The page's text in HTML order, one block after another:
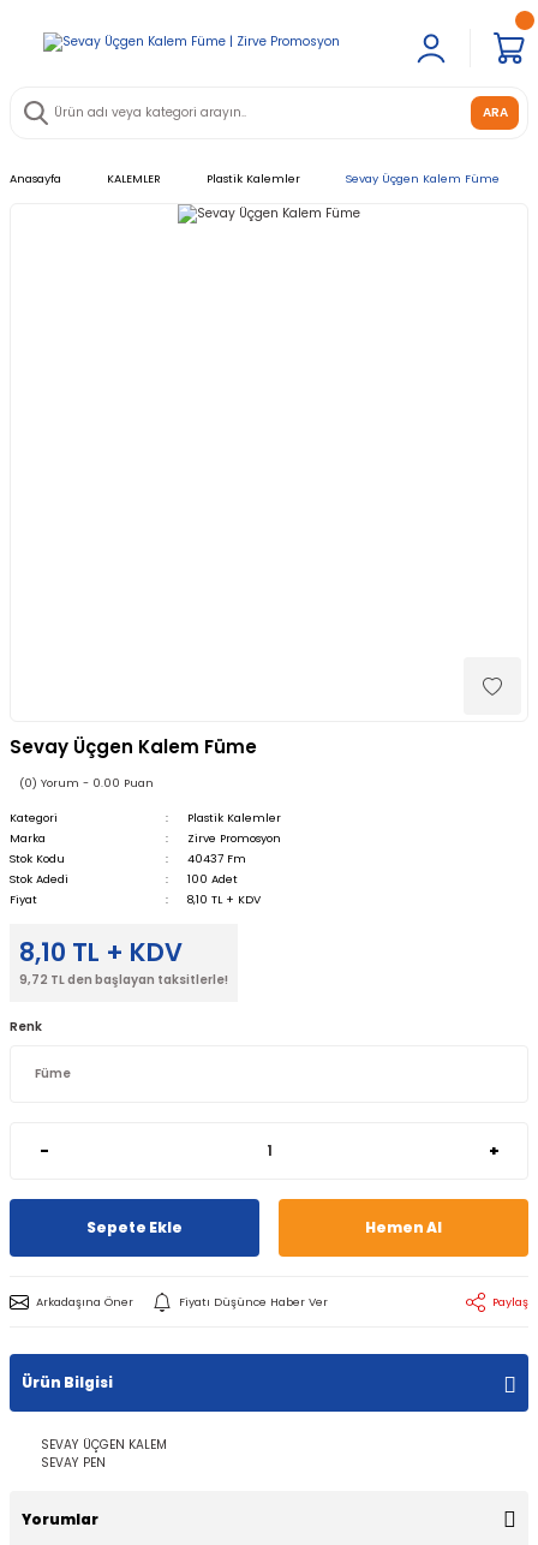
ARA
Anasayfa KALEMLER Plastik Kalemler Sevay Üçgen Kalem Füme
Sevay Üçgen Kalem Füme
(0) Yorum - 0.00 Puan
Kategori
Plastik Kalemler
Marka
Zirve Promosyon
Stok Kodu
40437 Fm
Stok Adedi
100 Adet
Fiyat
8,10 TL + KDV
8,10 TL + KDV
9,72 TL den başlayan taksitlerle!
Renk
- +
Sepete Ekle Hemen Al
Arkadaşına Öner Fiyatı Düşünce Haber Ver Paylaş
Ürün Bilgisi
SEVAY ÜÇGEN KALEM
SEVAY PEN
Yorumlar